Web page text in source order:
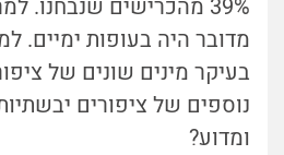
39% מהכרישים
מדובר היה בעופות ימיים.
בעיקר מינים שונים של
נוספים של ציפורים
ומדוע?